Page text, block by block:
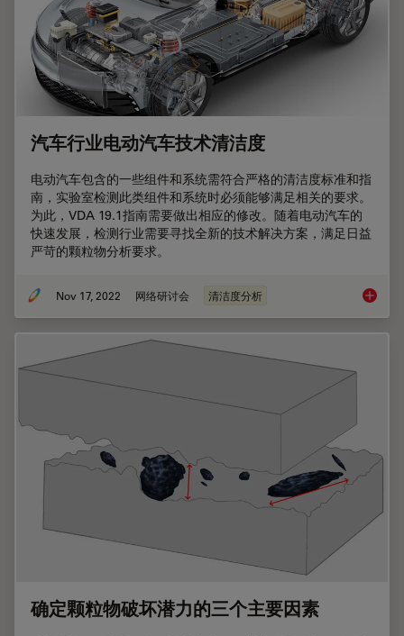
汽车行业电动汽车技术清洁度
电动汽车包含的一些组件和系统需符合严格的清洁度标准和指
南，实验室检测此类组件和系统时必须能够满足相关的要求。
为此，VDA 19.1指南需要做出相应的修改。随着电动汽车的
快速发展，检测行业需要寻找全新的技术解决方案，满足日益
严苛的颗粒物分析要求。
Nov 17, 2022 网络研讨会 清洁度分析 汽车行
确定颗粒物破坏潜力的三个主要因素